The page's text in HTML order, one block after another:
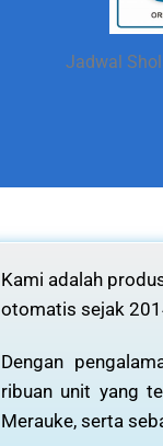
Jadwal
Kami adalah
otomatis sejak
Dengan
ribuan unit yang
Merauke, serta